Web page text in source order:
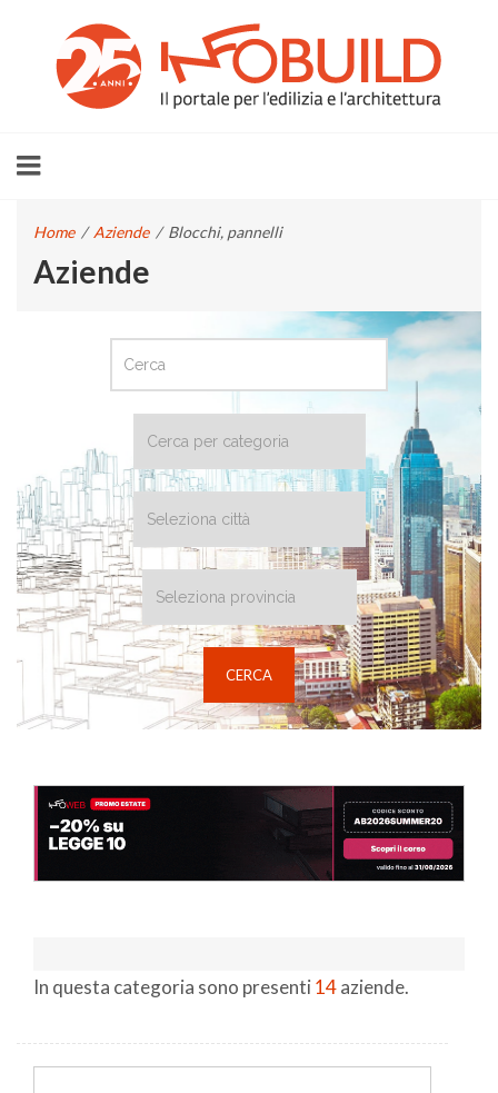
Home / Aziende / Blocchi, pannelli
Aziende
In questa categoria sono presenti 14aziende.